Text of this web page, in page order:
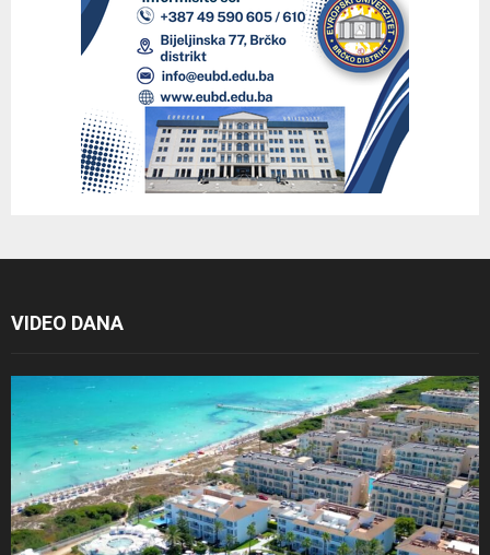
VIDEO DANA